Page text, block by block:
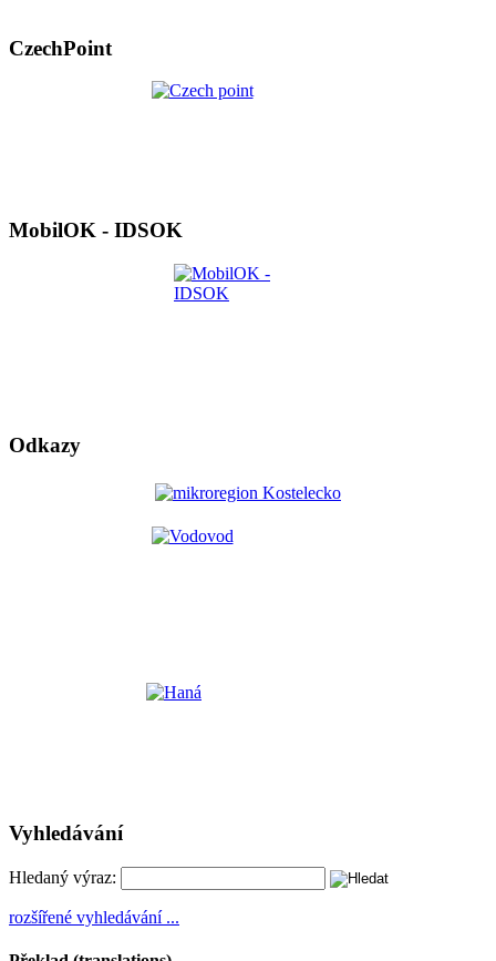
CzechPoint
MobilOK - IDSOK
Odkazy
Vyhledávání
Hledaný výraz:
rozšířené vyhledávání ...